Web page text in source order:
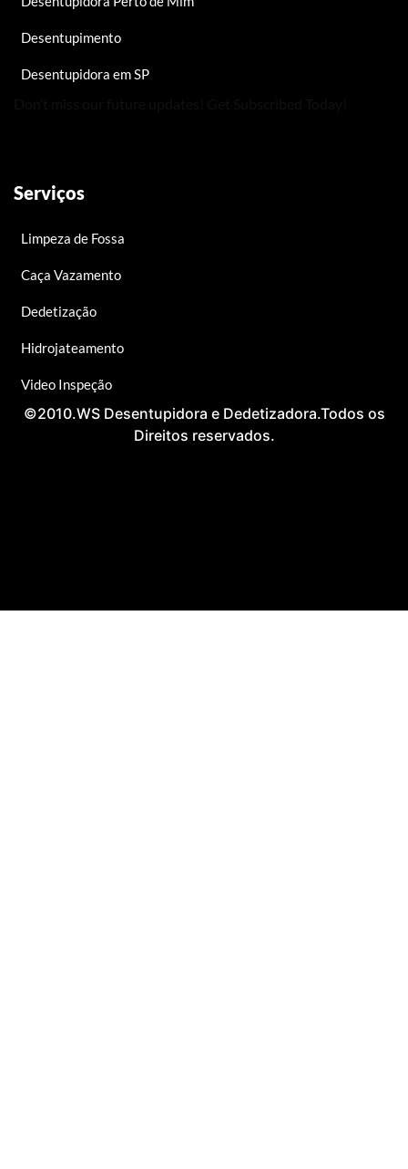
Desentupimento
Desentupidora em SP
Serviços
Limpeza de Fossa
Caça Vazamento
Dedetização
Hidrojateamento
Video Inspeção
©2010.WS Desentupidora e Dedetizadora.Todos os
Direitos reservados.